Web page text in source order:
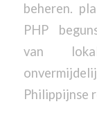
beheren.
PHP
van
Philippijnse